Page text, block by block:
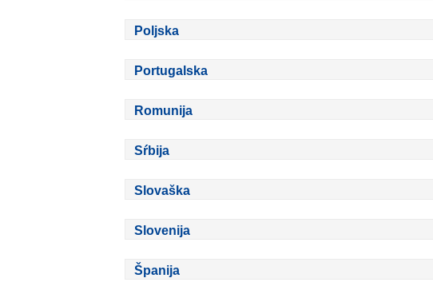
Poljska
Portugalska
Romunija
Sŕbija
Slovaška
Slovenija
Španija